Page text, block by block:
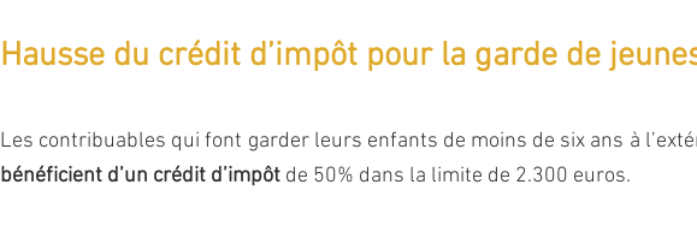
Hausse du crédit d’impôt pour la garde de
Les contribuables qui font garder leurs enfants de moins de six ans à
bénéficient d’un crédit d’impôt de 50% dans la limite de 2.300 euros.